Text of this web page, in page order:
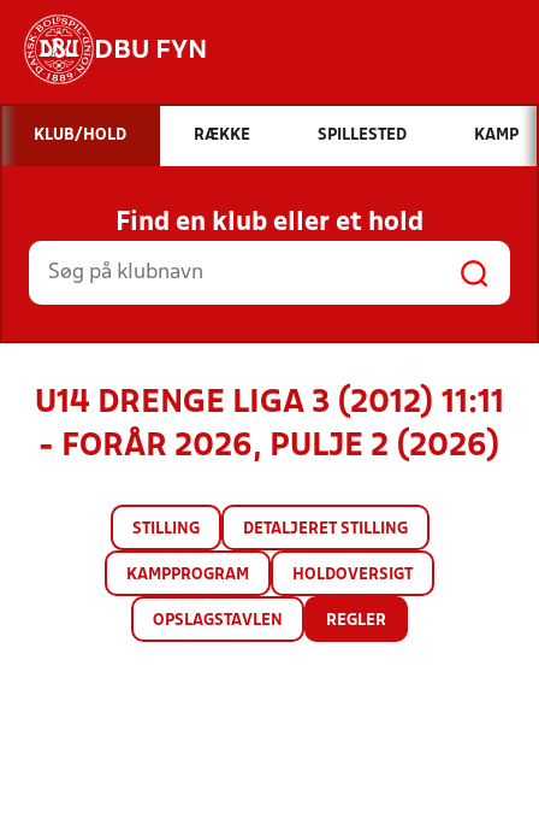
DBU FYN
Hvad vil du søge efter?
INDHOLD OG NYHEDER
STILLINGER, RESULTATER, KLUBBER OG
HOLD
KLUB/HOLD RÆKKE SPILLESTED KAMP
Find en klub eller et hold
U14 DRENGE LIGA 3 (2012) 11:11
- FORÅR 2026, PULJE 2 (2026)
STILLING DETALJERET STILLING
KAMPPROGRAM HOLDOVERSIGT
OPSLAGSTAVLEN REGLER